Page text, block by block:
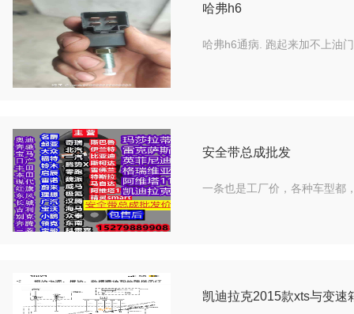
哈弗h6
哈弗h6通病. 跑起来加不上油
安全带总成批发
一条也是工厂价，各种车型都️
凯迪拉克2015款xts与变速